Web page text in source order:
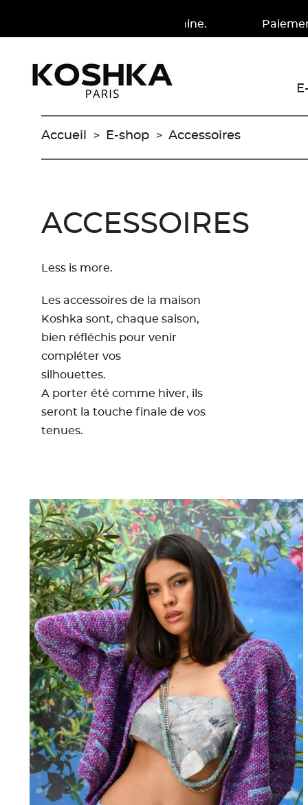
en France métropolitaine. Paiement en 4X
Accueil E-shop Accessoires
ACCESSOIRES
Less is more.
Les accessoires de la maison
Koshka sont, chaque saison,
bien réfléchis pour venir
compléter vos
silhouettes.
A porter été comme hiver, ils
seront la touche finale de vos
tenues.